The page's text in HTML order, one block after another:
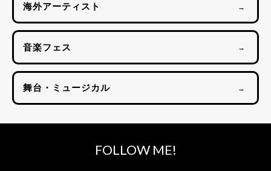
海外アーティスト →
音楽フェス →
舞台・ミュージカル →
FOLLOW ME!